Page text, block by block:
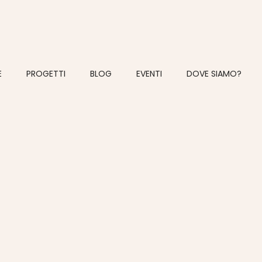
PROGETTI BLOG EVENTI DOVE SIAMO?